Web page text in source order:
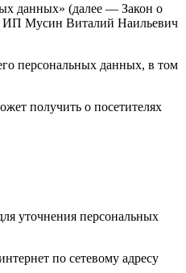
данных» (далее — Закон о
ИП Мусин Виталий Наильевич
персональных данных, в том
получить о посетителях
уточнения персональных
по сетевому адресу